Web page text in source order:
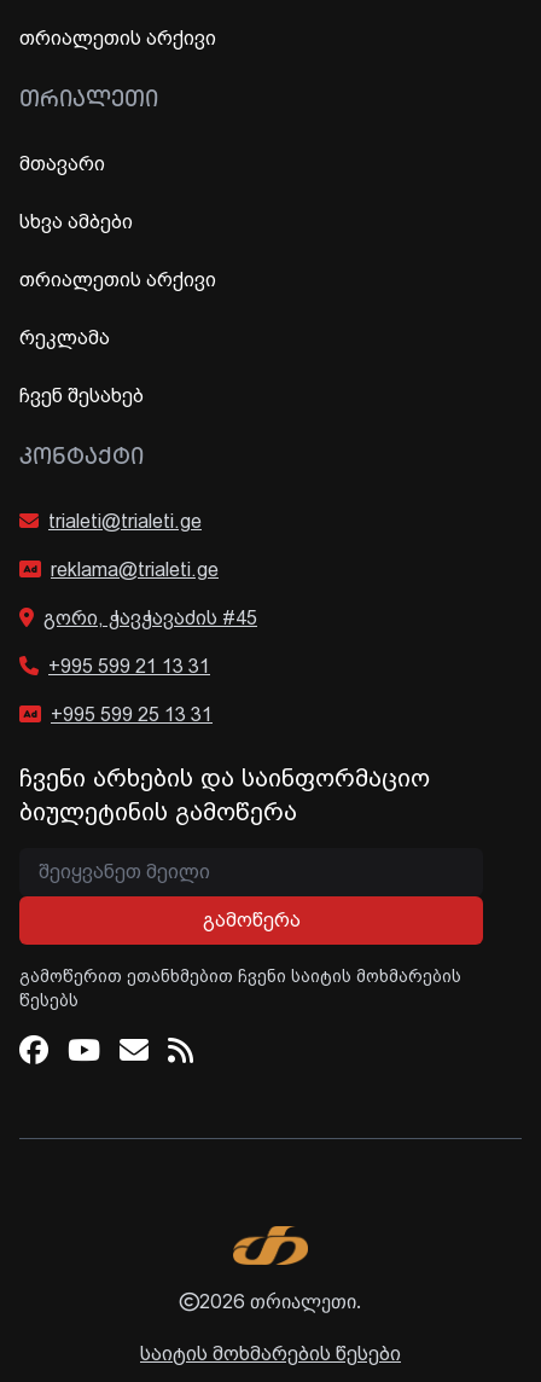
თრიალეთის არქივი
ᲗᲠᲘᲐᲚᲔᲗᲘ
მთავარი
სხვა ამბები
თრიალეთის არქივი
რეკლამა
ჩვენ შესახებ
ᲙᲝᲜᲢᲐᲥᲢᲘ
trialeti@trialeti.ge
reklama@trialeti.ge
გორი, ჭავჭავაძის #45
+995 599 21 13 31
+995 599 25 13 31
ჩვენი არხების და საინფორმაციო
ბიულეტინის გამოწერა
გამოწერა
გამოწერით ეთანხმებით ჩვენი საიტის მოხმარების
წესებს
Facebook
Youtube
Email
RSS
2026 თრიალეთი.
საიტის მოხმარების წესები